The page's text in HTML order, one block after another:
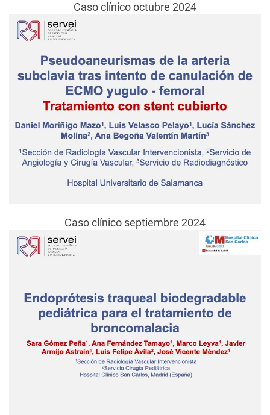
Caso clínico octubre 2024
Caso clínico septiembre 2024